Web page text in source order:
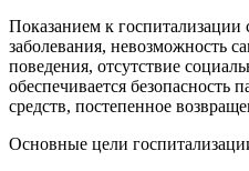
Показанием к
заболевания, невозможность
поведения, отсутствие
обеспечивается
средств, постепенное
Основные цели